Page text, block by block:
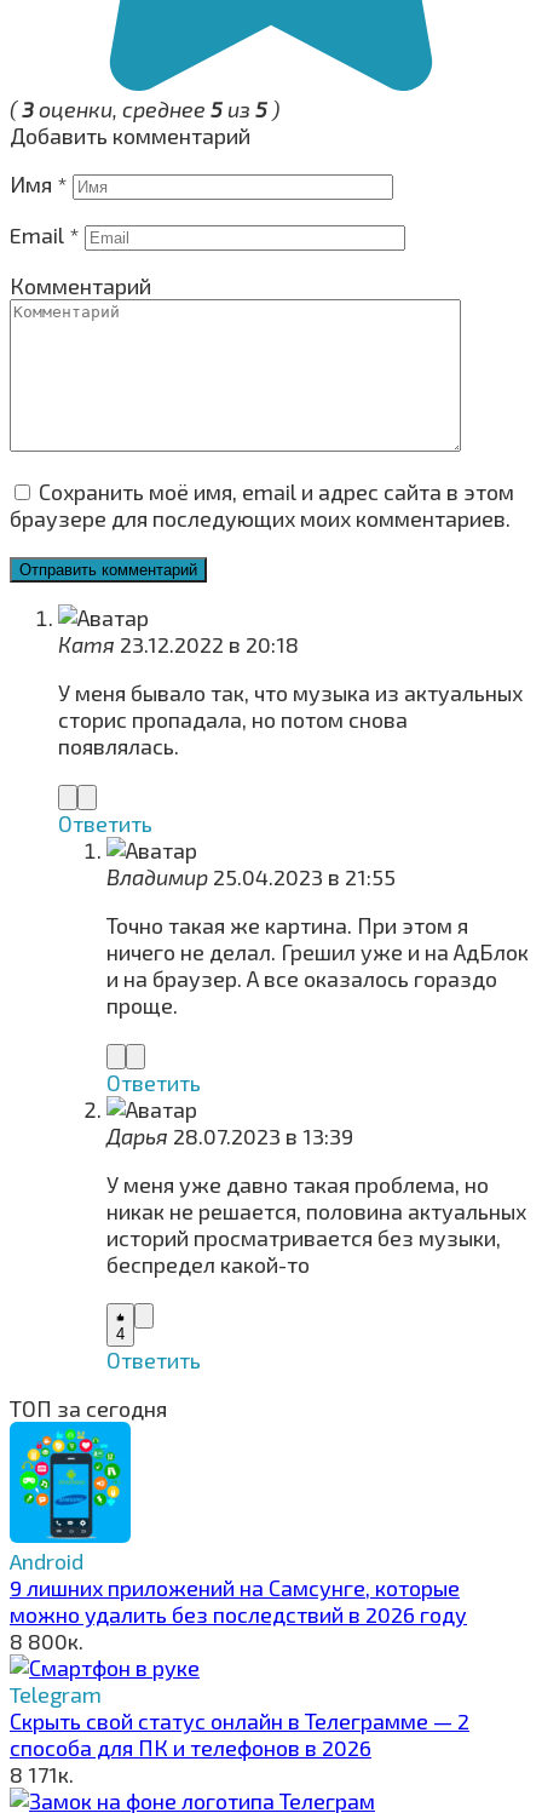
(3оценки, среднее 5 из 5 )
Добавить комментарий
Имя *
Email *
Комментарий
Сохранить моё имя, email и адрес сайта в этом
браузере для последующих моих комментариев.
Катя 23.12.2022 в 20:18
У меня бывало так, что музыка из актуальных
сторис пропадала, но потом снова
появлялась.
Ответить
Владимир 25.04.2023 в 21:55
Точно такая же картина. При этом я
ничего не делал. Грешил уже и на АдБлок
и на браузер. А все оказалось гораздо
проще.
Ответить
Дарья 28.07.2023 в 13:39
У меня уже давно такая проблема, но
никак не решается, половина актуальных
историй просматривается без музыки,
беспредел какой-то
4
Ответить
ТОП за сегодня
Android
9 лишних приложений на Самсунге, которые
можно удалить без последствий в 2026 году
8 800к.
Telegram
Скрыть свой статус онлайн в Телеграмме — 2
способа для ПК и телефонов в 2026
8 171к.